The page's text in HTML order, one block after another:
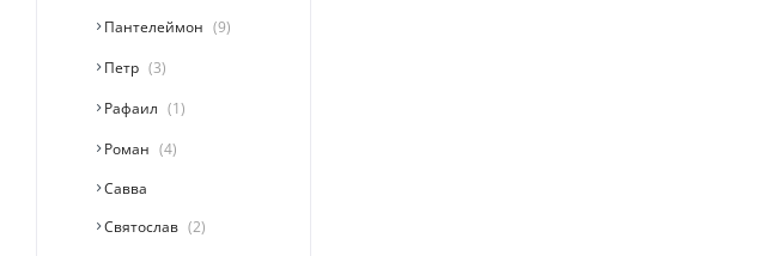
Пантелеймон
9
Петр
3
Рафаил
1
Роман
4
Савва
Святослав
2